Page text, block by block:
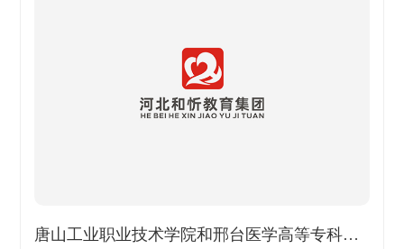
唐山工业职业技术学院和邢台医学高等专科学校升本公示